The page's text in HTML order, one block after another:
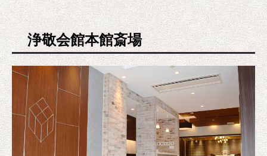
浄敬会館本館斎場